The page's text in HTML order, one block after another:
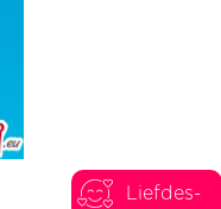
Liefdes-